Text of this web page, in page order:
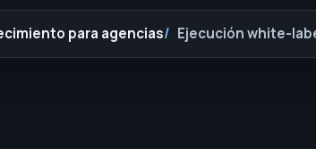
para agencias Ejecución white-